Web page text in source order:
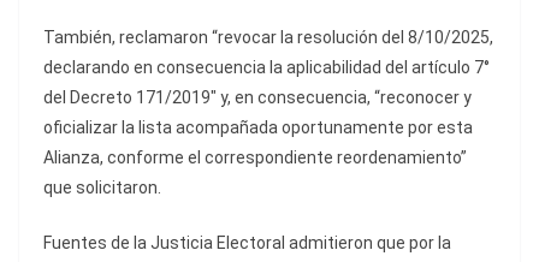
También, reclamaron “revocar la resolución del 8/10/2025,
declarando en consecuencia la aplicabilidad del artículo 7°
del Decreto 171/2019″ y, en consecuencia, “reconocer y
oficializar la lista acompañada oportunamente por esta
Alianza, conforme el correspondiente reordenamiento”
que solicitaron.
Fuentes de la Justicia Electoral admitieron que por la